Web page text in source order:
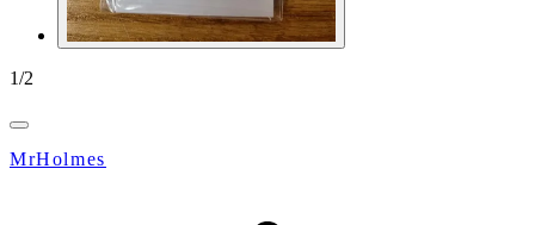
1/2
MrHolmes